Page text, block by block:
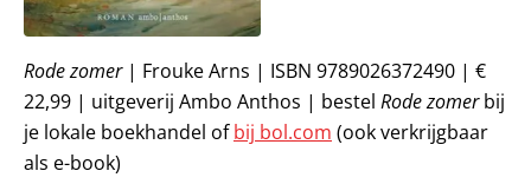
Rode zomer| Frouke Arns | ISBN 9789026372490 | €
22,99 | uitgeverij Ambo Anthos | bestel Rode zomerbij
je lokale boekhandel ofbij bol.com (ook verkrijgbaar
als e-book)